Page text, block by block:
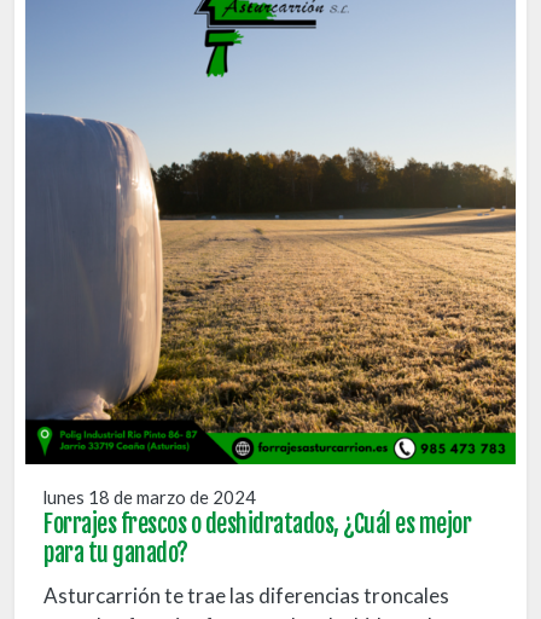
lunes 18 de marzo de 2024
Forrajes frescos o deshidratados, ¿Cuál es mejor
para tu ganado?
Asturcarrión te trae las diferencias troncales